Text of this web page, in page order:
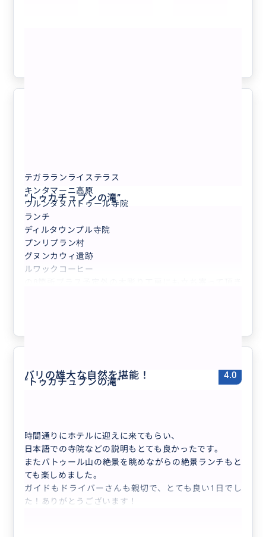
“トゥカチュプンの滝”
“ トゥカチュプンの滝”
テガラランライステラス
キンタマーニ高原
ウルンダヌバトゥール寺院
ランチ
ディルタウンプル寺院
プンリプラン村
グヌンカウィ遺跡
ルワックコーヒー
友達がバリに行くときはおすすめしたいです。
ありがとうございました！
バリの雄大な自然を堪能！ 4.0
時間通りにホテルに迎えに来てもらい、
日本語での寺院などの説明もとても良かったです。
またバトゥール山の絶景を眺めながらの絶景ランチもと
ても楽しめました。
ガイドもドライバーさんも親切で、とても良い1日でし
た！ありがとうございます！